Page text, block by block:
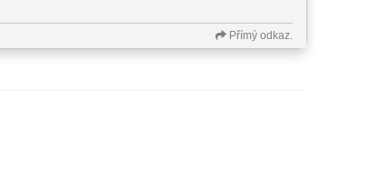
Přímý odkaz.